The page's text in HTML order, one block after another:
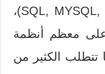
قواعد البيانات منها (SQL, MYSQL, Oracle)،
على معظم أنظمة
تتطلب الكثير من